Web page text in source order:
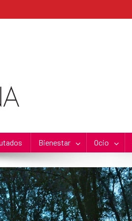
Bienestar Ocio